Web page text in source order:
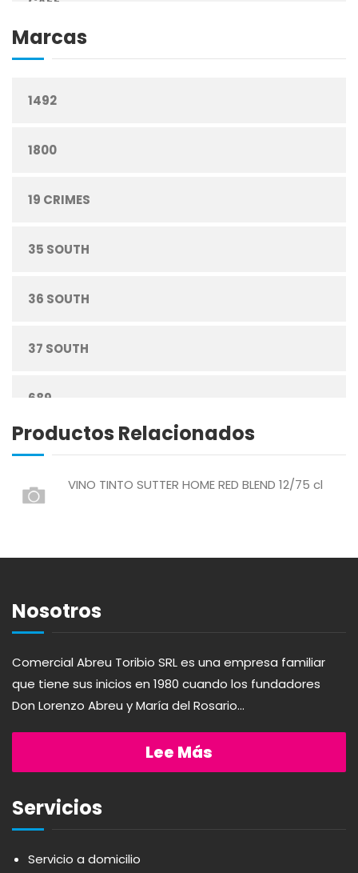
CIGARRILLOS
CONFITERÍA
CONGELADOS
CUIDADO PERSONAL
DESECHABLES
ENLATADOS
ESPECIAS
HARINAS
MIELES Y MERMELADAS
OTROS
Marcas
1492
1800
19 CRIMES
35 SOUTH
36 SOUTH
37 SOUTH
689
ABSOLUT
APERITIVO
Productos Relacionados
VINO TINTO SUTTER HOME RED BLEND 12/75 cl
Nosotros
Comercial Abreu Toribio SRL es una empresa familiar
que tiene sus inicios en 1980 cuando los fundadores
Don Lorenzo Abreu y María del Rosario...
Lee Más
Servicios
Servicio a domicilio